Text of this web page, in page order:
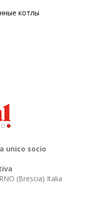
котлы
unico socio
(Brescia) Italia